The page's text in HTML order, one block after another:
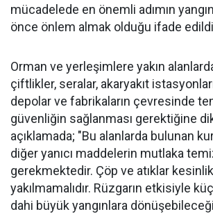
mücadelede en önemli adımın
önce önlem almak olduğu ifade
Orman ve yerleşimlere yakın
çiftlikler, seralar, akaryakıt
depolar ve fabrikaların çevresinde
güvenliğin sağlanması gerektiğine
açıklamada; "Bu alanlarda bulunan
diğer yanıcı maddelerin mutlaka
gerekmektedir. Çöp ve atıklar
yakılmamalıdır. Rüzgarın etkisiyle
dahi büyük yangınlara dönüşebileceği